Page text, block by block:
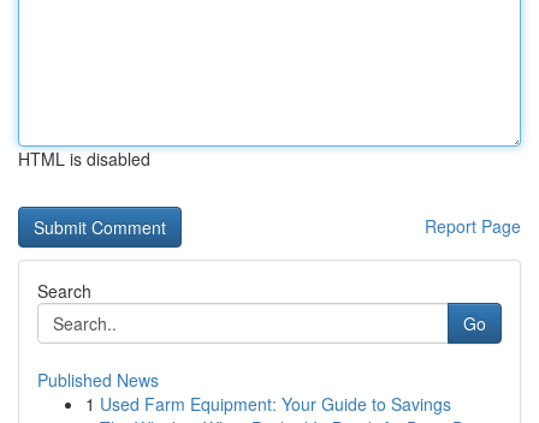
HTML is disabled
Report Page
Search
Go
Published News
1 Used Farm Equipment: Your Guide to Savings